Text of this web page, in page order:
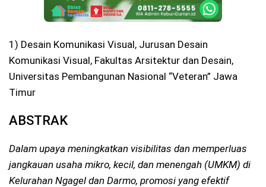
1) Desain Komunikasi Visual, Jurusan Desain
Komunikasi Visual, Fakultas Arsitektur dan Desain,
Universitas Pembangunan Nasional “Veteran” Jawa
Timur
ABSTRAK
Dalam upaya meningkatkan visibilitas dan memperluas
jangkauan usaha mikro, kecil, dan menengah (UMKM) di
Kelurahan Ngagel dan Darmo, promosi yang efektif